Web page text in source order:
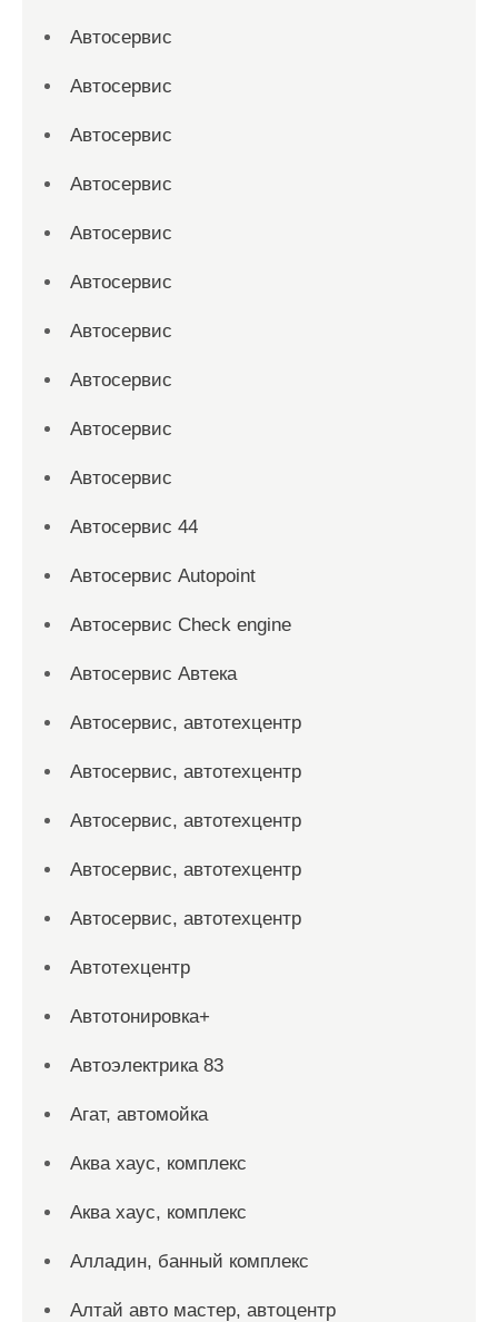
Автосервис
Автосервис
Автосервис
Автосервис
Автосервис
Автосервис
Автосервис
Автосервис
Автосервис
Автосервис
Автосервис 44
Автосервис Autopoint
Автосервис Check engine
Автосервис Автека
Автосервис, автотехцентр
Автосервис, автотехцентр
Автосервис, автотехцентр
Автосервис, автотехцентр
Автосервис, автотехцентр
Автотехцентр
Автотонировка+
Автоэлектрика 83
Агат, автомойка
Аква хаус, комплекс
Аква хаус, комплекс
Алладин, банный комплекс
Алтай авто мастер, автоцентр